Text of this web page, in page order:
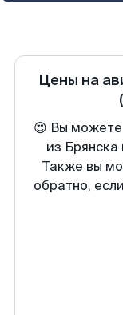
Цены на
😍 Вы можете
из Брянска
Также вы
обратно,